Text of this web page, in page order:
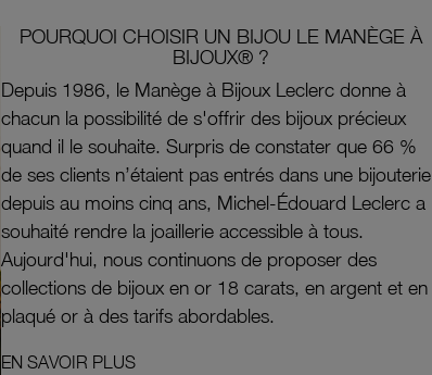
POURQUOI CHOISIR UN BIJOU LE MANÈGE À
BIJOUX® ?
Depuis 1986, le Manège à Bijoux Leclerc donne à
chacun la possibilité de s'offrir des bijoux précieux
quand il le souhaite. Surpris de constater que 66 %
de ses clients n’étaient pas entrés dans une bijouterie
depuis au moins cinq ans, Michel-Édouard Leclerc a
souhaité rendre la joaillerie accessible à tous.
Aujourd'hui, nous continuons de proposer des
collections de bijoux en or 18 carats, en argent et en
plaqué or à des tarifs abordables.
EN SAVOIR PLUS